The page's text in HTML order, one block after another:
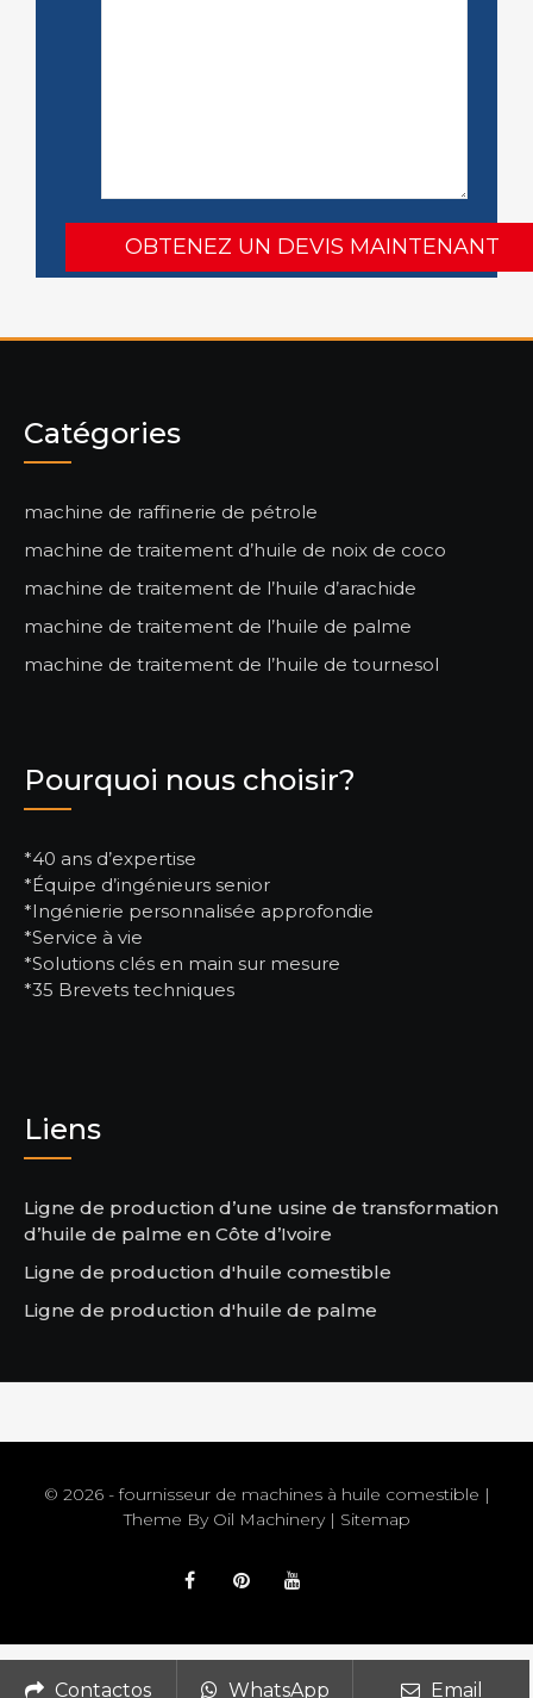
Catégories
machine de raffinerie de pétrole
machine de traitement d’huile de noix de coco
machine de traitement de l’huile d’arachide
machine de traitement de l’huile de palme
machine de traitement de l’huile de tournesol
Pourquoi nous choisir?
*40 ans d’expertise
*Équipe d’ingénieurs senior
*Ingénierie personnalisée approfondie
*Service à vie
*Solutions clés en main sur mesure
*35 Brevets techniques
Liens
Ligne de production d’une usine de transformation
d’huile de palme en Côte d’Ivoire
Ligne de production d'huile comestible
Ligne de production d'huile de palme
© 2026 - fournisseur de machines à huile comestible |
Theme By Oil Machinery| Sitemap
Contactos WhatsApp Email